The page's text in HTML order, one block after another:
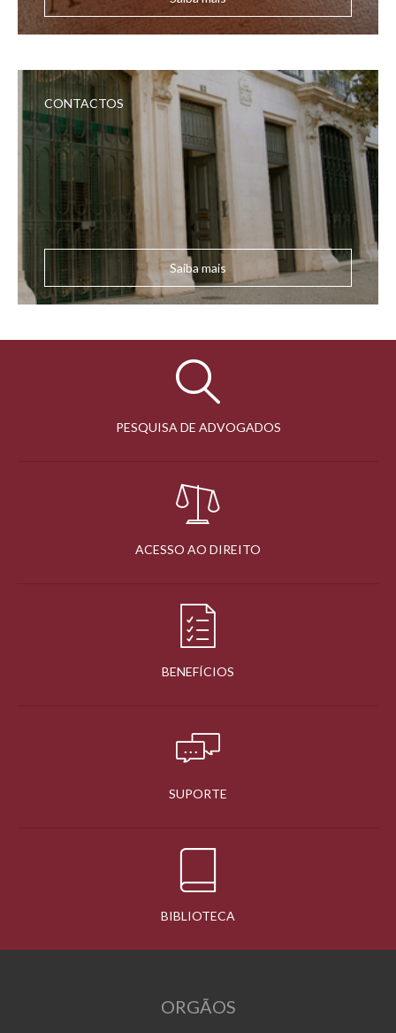
CONTACTOS
Saiba mais
PESQUISA DE ADVOGADOS
ACESSO AO DIREITO
BENEFÍCIOS
SUPORTE
BIBLIOTECA
ORGÃOS